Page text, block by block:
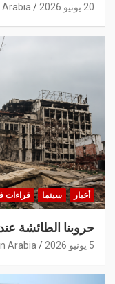
20 يونيو 2026 Arabia
أخبار سينما قراءات
حروبنا الطائشة
5 يونيو 2026 Arabia